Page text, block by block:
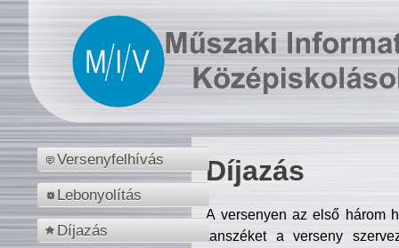
Versenyfelhívás
Lebonyolítás
Díjazás
Díjazás
A versenyen az első három
tanszéket a verseny